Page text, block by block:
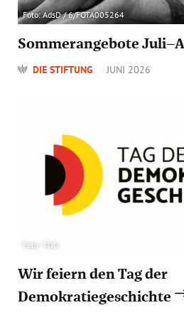
Foto: AdsD / 6/FOTA005264
Sommerangebote
DIE STIFTUNG JUNI 2026
Foto: TDG
Wir feiern den Tag der
Demokratiegeschichte